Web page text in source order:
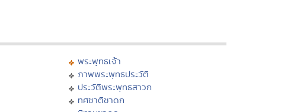
พระพุทธเจ้า
ภาพพระพุทธประวัติ
ประวัติพระพุทธสาวก
ทศชาติชาดก